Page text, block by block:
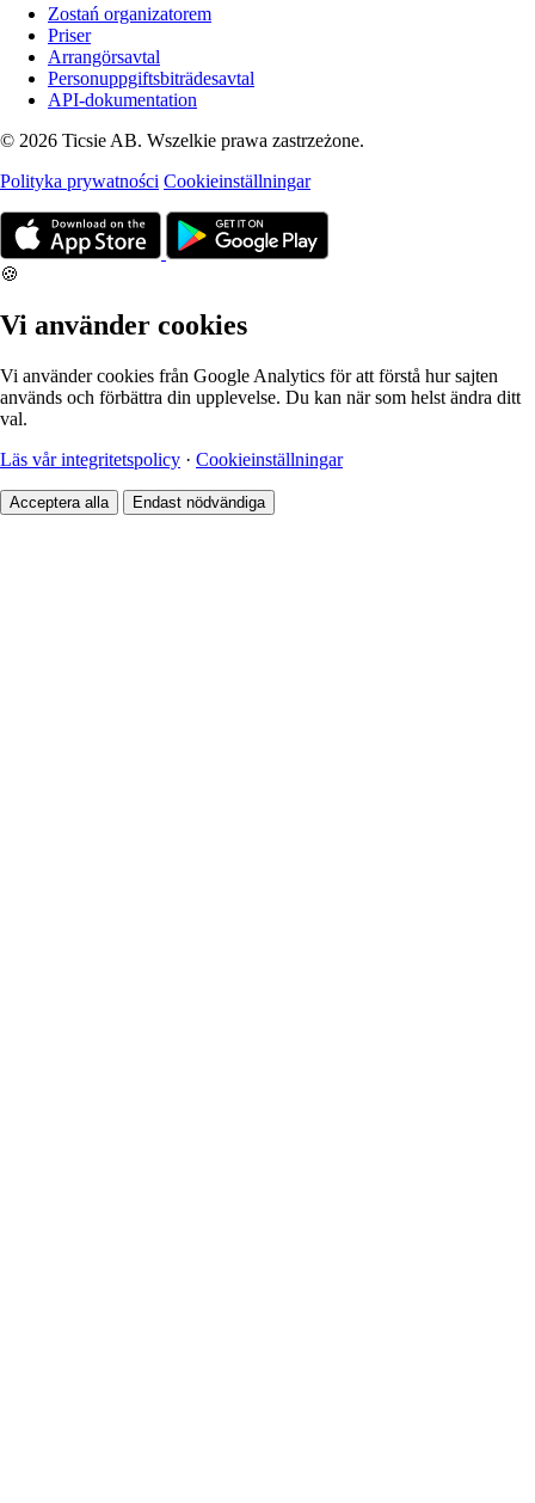
Zostań organizatorem
Priser
Arrangörsavtal
Personuppgiftsbiträdesavtal
API-dokumentation
© 2026 Ticsie AB. Wszelkie prawa zastrzeżone.
Polityka prywatności Cookieinställningar
🍪
Vi använder cookies
Vi använder cookies från Google Analytics för att förstå hur sajten
används och förbättra din upplevelse. Du kan när som helst ändra ditt
val.
Läs vår integritetspolicy · Cookieinställningar
Acceptera alla Endast nödvändiga